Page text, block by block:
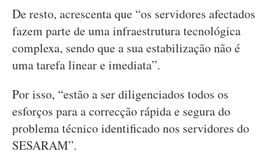
De resto, acrescenta que “os servidores afectados
fazem parte de uma infraestrutura tecnológica
complexa, sendo que a sua estabilização não é
uma tarefa linear e imediata”.
Por isso, “estão a ser diligenciados todos os
esforços para a correcção rápida e segura do
problema técnico identificado nos servidores do
SESARAM”.